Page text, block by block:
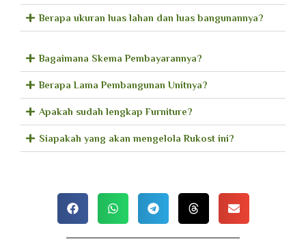
Berapa ukuran luas lahan dan luas bangunannya?
Bagaimana Skema Pembayarannya?
Berapa Lama Pembangunan Unitnya?
Apakah sudah lengkap Furniture?
Siapakah yang akan mengelola Rukost ini?